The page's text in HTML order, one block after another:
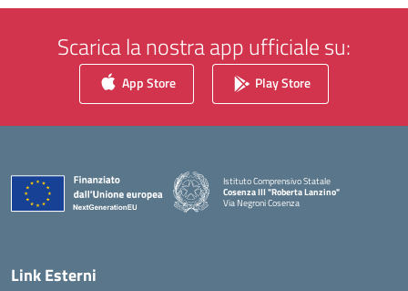
Scarica la nostra app ufficiale su:
App Store Play Store
Istituto Comprensivo Statale
Cosenza III "Roberta Lanzino"
Via Negroni Cosenza
— Visita la pagina iniziale della scuola
Link Esterni